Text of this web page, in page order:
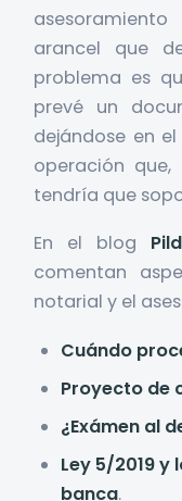
arancel que
problema es
prevé un
dejándose en
operación que,
tendría que
En el blog
comentan
notarial y el
Cuándo
Proyecto de
¿Exámen al
Ley 5/2019
banca.